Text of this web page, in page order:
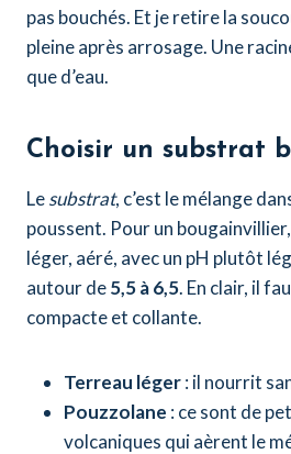
pas bouchés. Et je retire la
pleine après arrosage. Une
que d’eau.
Choisir un substrat
Lesubstrat, c’est le mélange
poussent. Pour un
léger, aéré, avec un pH plutôt
autour de5,5 à 6,5. En clair, il
compacte et collante.
Terreau léger: il nourrit
Pouzzolane : ce sont de
volcaniques qui aèrent le